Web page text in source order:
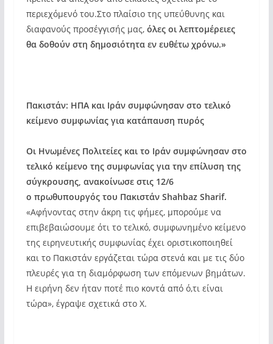
περιεχόμενό του.Στο πλαίσιο της υπεύθυνης και
διαφανούς προσέγγισής μας,όλες οι λεπτομέρειες
θα δοθούν στη δημοσιότητα εν ευθέτω χρόνω.»
Πακιστάν: ΗΠΑ και Ιράν συμφώνησαν στο τελικό
κείμενο συμφωνίας για κατάπαυση πυρός
Οι Ηνωμένες Πολιτείες και το Ιράν συμφώνησαν στο
τελικό κείμενο της συμφωνίας για την επίλυση της
σύγκρουσης, ανακοίνωσε στις 12/6
ο πρωθυπουργός του Πακιστάν Shahbaz Sharif.
«Αφήνοντας στην άκρη τις φήμες, μπορούμε να
επιβεβαιώσουμε ότι το τελικό, συμφωνημένο κείμενο
της ειρηνευτικής συμφωνίας έχει οριστικοποιηθεί
και το Πακιστάν εργάζεται τώρα στενά και με τις δύο
πλευρές για τη διαμόρφωση των επόμενων βημάτων.
Η ειρήνη δεν ήταν ποτέ πιο κοντά από ό,τι είναι
τώρα», έγραψε σχετικά στο X.